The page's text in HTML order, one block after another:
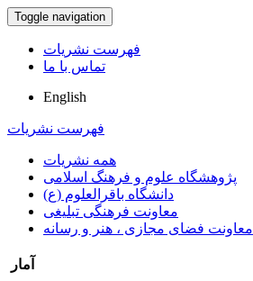
Toggle navigation
فهرست نشریات
تماس با ما
English
فهرست نشریات
همه نشریات
پژوهشگاه علوم و فرهنگ اسلامی
دانشگاه باقرالعلوم (ع)
معاونت فرهنگی تبلیغی
معاونت فضای مجازی ، هنر و رسانه
آمار